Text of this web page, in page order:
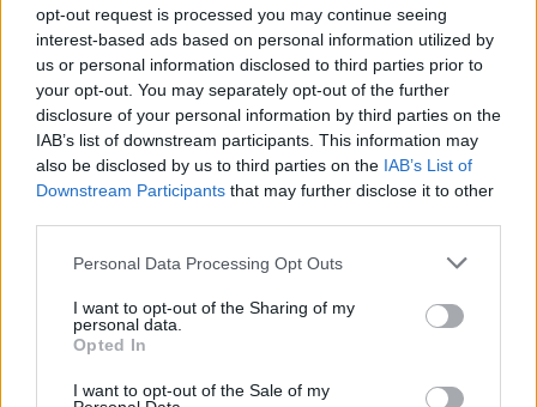
opt-out request is processed you may continue seeing
interest-based ads based on personal information utilized by
us or personal information disclosed to third parties prior to
your opt-out. You may separately opt-out of the further
disclosure of your personal information by third parties on the
IAB’s list of downstream participants. This information may
also be disclosed by us to third parties on the IAB’s List of
Downstream Participants that may further disclose it to other
Personal Data Processing Opt Outs
I want to opt-out of the Sharing of my
personal data.
Opted In
I want to opt-out of the Sale of my
požarov pozivi občanom k takojšnjemu
obveščanju policije
6. avgust 2026
Pred nami vroč četrtek, v petek
osvežitev
vozil se zaključuje